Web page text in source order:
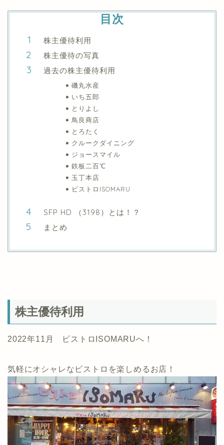
目次
株主優待利用
株主優待の写真
過去の株主優待利用
磯丸水産
いち五郎
とりよし
鳥良商店
とろたく
クルークダイニング
ジョースマイル
鉄板二百℃
玉丁本店
ビストロISOMARU
SFP HD （3198）とは！？
まとめ
株主優待利用
2022年11月 ビストロISOMARUへ！
気軽にオシャレなビストロを楽しめるお店！